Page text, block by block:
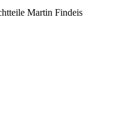
Martin Findeis